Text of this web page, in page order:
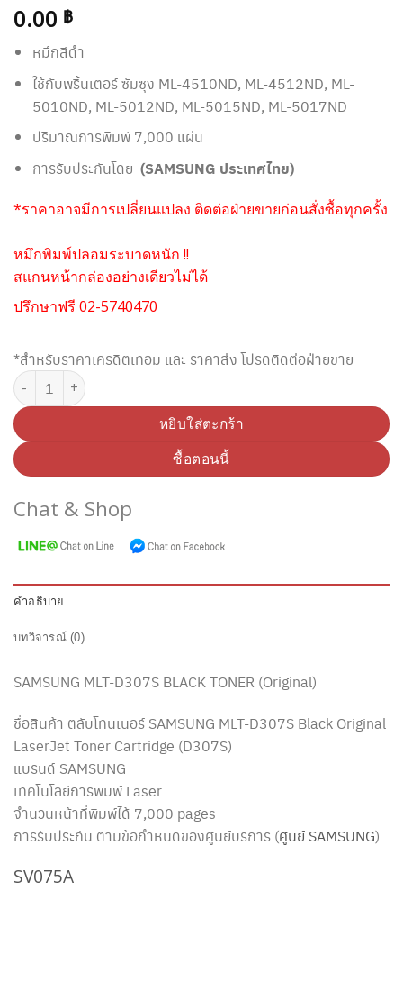
0.00 ฿
หมึกสีดำ
ใช้กับพริ้นเตอร์ ซัมซุง ML-4510ND, ML-4512ND, ML-
5010ND, ML-5012ND, ML-5015ND, ML-5017ND
ปริมาณการพิมพ์ 7,000 แผ่น
การรับประกันโดย (SAMSUNG ประเทศไทย)
*ราคาอาจมีการเปลี่ยนแปลง ติดต่อฝ่ายขายก่อนสั่งซื้อทุกครั้ง
หมึกพิมพ์ปลอมระบาดหนัก !!
สแกนหน้ากล่องอย่างเดียวไม่ได้
ปรึกษาฟรี 02-5740470
*สำหรับราคาเครดิตเทอม และ ราคาส่ง โปรดติดต่อฝ่ายขาย
จำนวน SAMSUNG MLT-D307S BLACK TONER (Original) ชิ้น
หยิบใส่ตะกร้า
ซื้อตอนนี้
Chat & Shop
คำอธิบาย
บทวิจารณ์ (0)
SAMSUNG MLT-D307S BLACK TONER (Original)
ชื่อสินค้า ตลับโทนเนอร์ SAMSUNG MLT-D307S Black Original
LaserJet Toner Cartridge (D307S)
แบรนด์ SAMSUNG
เทคโนโลยีการพิมพ์ Laser
จำนวนหน้าที่พิมพ์ได้ 7,000 pages
การรับประกัน ตามข้อกำหนดของศูนย์บริการ (ศูนย์ SAMSUNG)
SV075A